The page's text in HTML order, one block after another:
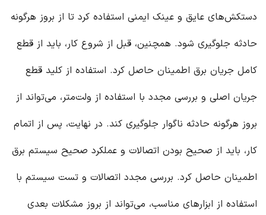
دستکش‌های عایق و عینک ایمنی استفاده کرد تا از بروز هرگونه
حادثه جلوگیری شود. همچنین، قبل از شروع کار، باید از قطع
کامل جریان برق اطمینان حاصل کرد. استفاده از کلید قطع
جریان اصلی و بررسی مجدد با استفاده از ولت‌متر، می‌تواند از
بروز هرگونه حادثه ناگوار جلوگیری کند. در نهایت، پس از اتمام
کار، باید از صحیح بودن اتصالات و عملکرد صحیح سیستم برق
اطمینان حاصل کرد. بررسی مجدد اتصالات و تست سیستم با
استفاده از ابزارهای مناسب، می‌تواند از بروز مشکلات بعدی